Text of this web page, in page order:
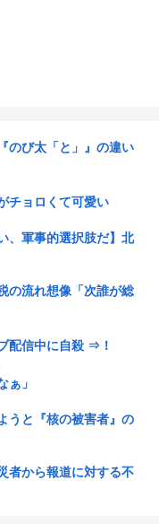
のび太「と」』の違い
チョロくて可愛い
、軍事的選択肢だ】北
の流れ想像「次誰が総
配信中に自殺 ⇒！
ぁ」
うと『核の被害者』の
者から報道に対する不